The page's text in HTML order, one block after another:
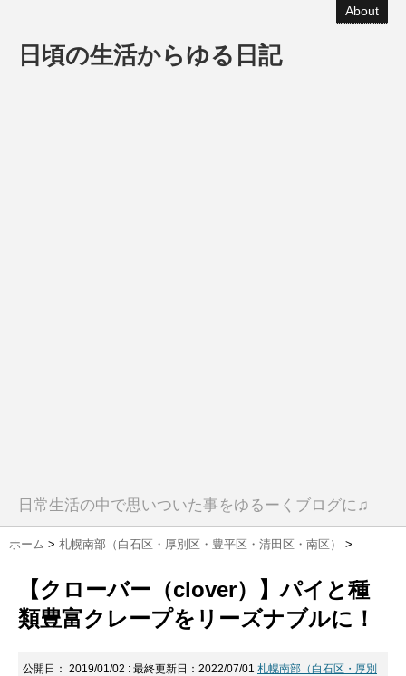
About
日頃の生活からゆる日記
日常生活の中で思いついた事をゆるーくブログに♫
ホーム > 札幌南部（白石区・厚別区・豊平区・清田区・南区） >
【クローバー（clover）】パイと種
類豊富クレープをリーズナブルに！
公開日： 2019/01/02 : 最終更新日：2022/07/01 札幌南部（白石区・厚別